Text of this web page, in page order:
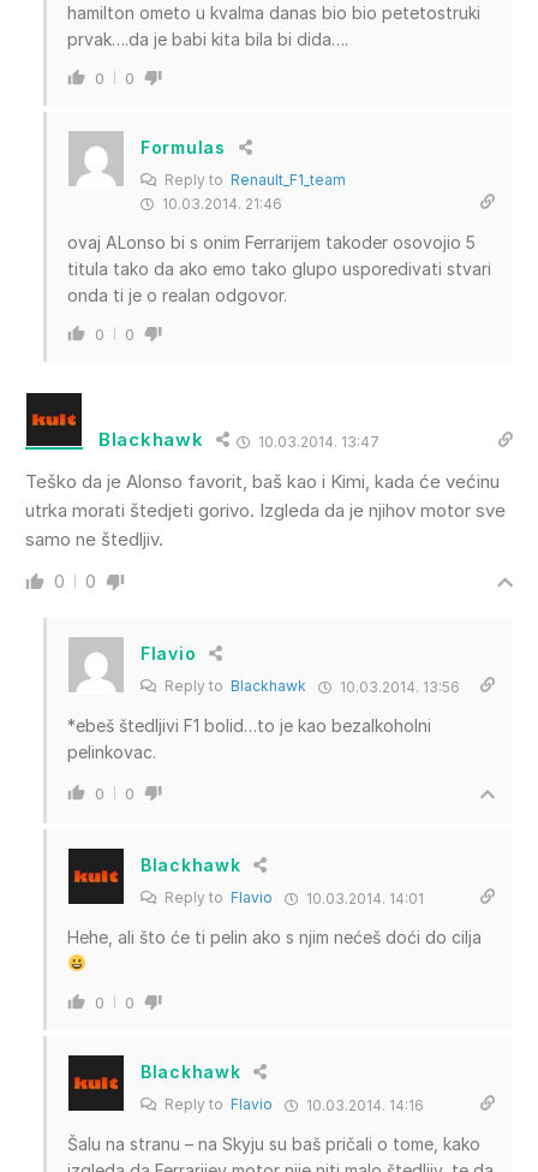
hamilton ometo u kvalma danas bio bio petetostruki
prvak….da je babi kita bila bi dida….
0 0
Formulas
Reply to Renault_F1_team
10.03.2014. 21:46
ovaj ALonso bi s onim Ferrarijem takoder osovojio 5
titula tako da ako emo tako glupo usporedivati stvari
onda ti je o realan odgovor.
0 0
Blackhawk 10.03.2014. 13:47
Teško da je Alonso favorit, baš kao i Kimi, kada će većinu
utrka morati štedjeti gorivo. Izgleda da je njihov motor sve
samo ne štedljiv.
0 0
Flavio
Reply to Blackhawk 10.03.2014. 13:56
*ebeš štedljivi F1 bolid…to je kao bezalkoholni
pelinkovac.
0 0
Blackhawk
Reply to Flavio 10.03.2014. 14:01
Hehe, ali što će ti pelin ako s njim nećeš doći do cilja
0 0
Blackhawk
Reply to Flavio 10.03.2014. 14:16
Šalu na stranu – na Skyju su baš pričali o tome, kako